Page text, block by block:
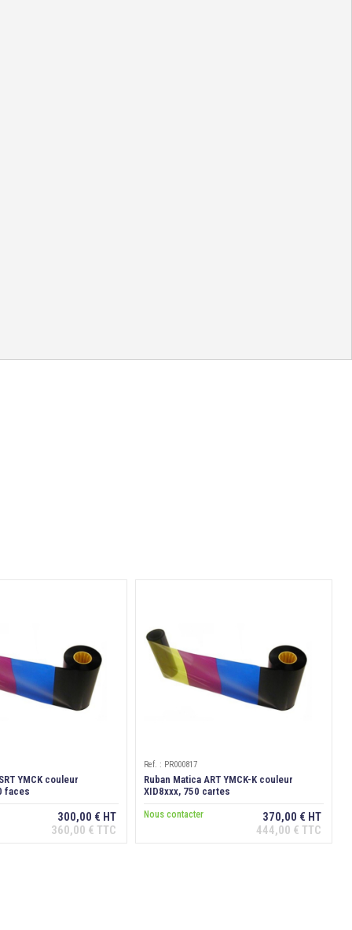
YMCK couleur
faces
300,00 € HT
360,00 € TTC
Ref. : PR000817
Ruban Matica ART YMCK-K couleur
XID8xxx, 750 cartes
Nous contacter
370,00 € HT
444,00 € TTC